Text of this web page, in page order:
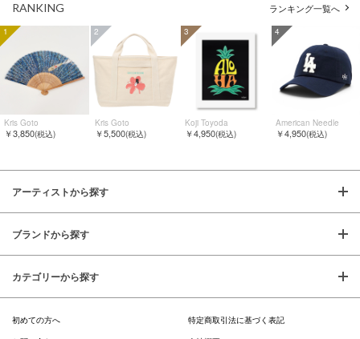
RANKING ランキング一覧へ
1
Kris Goto
￥3,850(税込)
2
Kris Goto
￥5,500(税込)
3
Koji Toyoda
￥4,950(税込)
4
American Needle
￥4,950(税込)
アーティストから探す
ブランドから探す
カテゴリーから探す
初めての方へ
特定商取引法に基づく表記